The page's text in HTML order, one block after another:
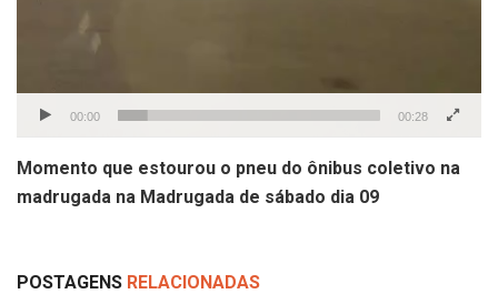
00:00 00:28
Momento que estourou o pneu do ônibus coletivo na
madrugada na Madrugada de sábado dia 09
POSTAGENS RELACIONADAS